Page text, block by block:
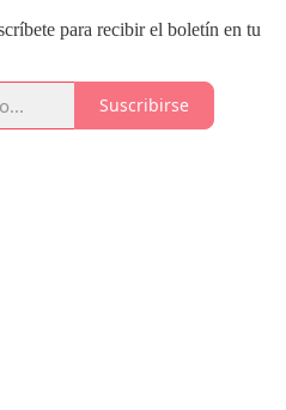
para recibir el boletín en tu
Suscribirse